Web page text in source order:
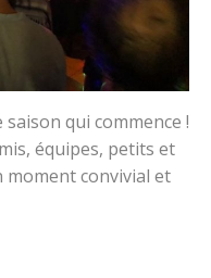
qui commence !
équipes, petits et
convivial et